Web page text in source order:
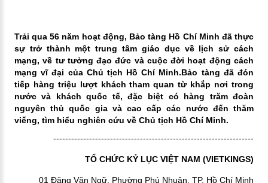
Trải qua 56 năm hoạt động, Bảo tàng Hồ Chí Minh đã thực
sự trở thành một trung tâm giáo dục về lịch sử cách
mạng, về tư tưởng đạo đức và cuộc đời hoạt động cách
mạng vĩ đại của Chủ tịch Hồ Chí Minh.Bảo tàng đã đón
tiếp hàng triệu lượt khách tham quan từ khắp nơi trong
nước và khách quốc tế, đặc biệt có hàng trăm đoàn
nguyên thủ quốc gia và cao cấp các nước đến thăm
viếng, tìm hiểu nghiên cứu về Chủ tịch Hồ Chí Minh.
-------------------------------------------------------------------
TỔ CHỨC KỶ LỤC VIỆT NAM (VIETKINGS)
01 Đặng Văn Ngữ, Phường Phú Nhuận, TP. Hồ Chí Minh